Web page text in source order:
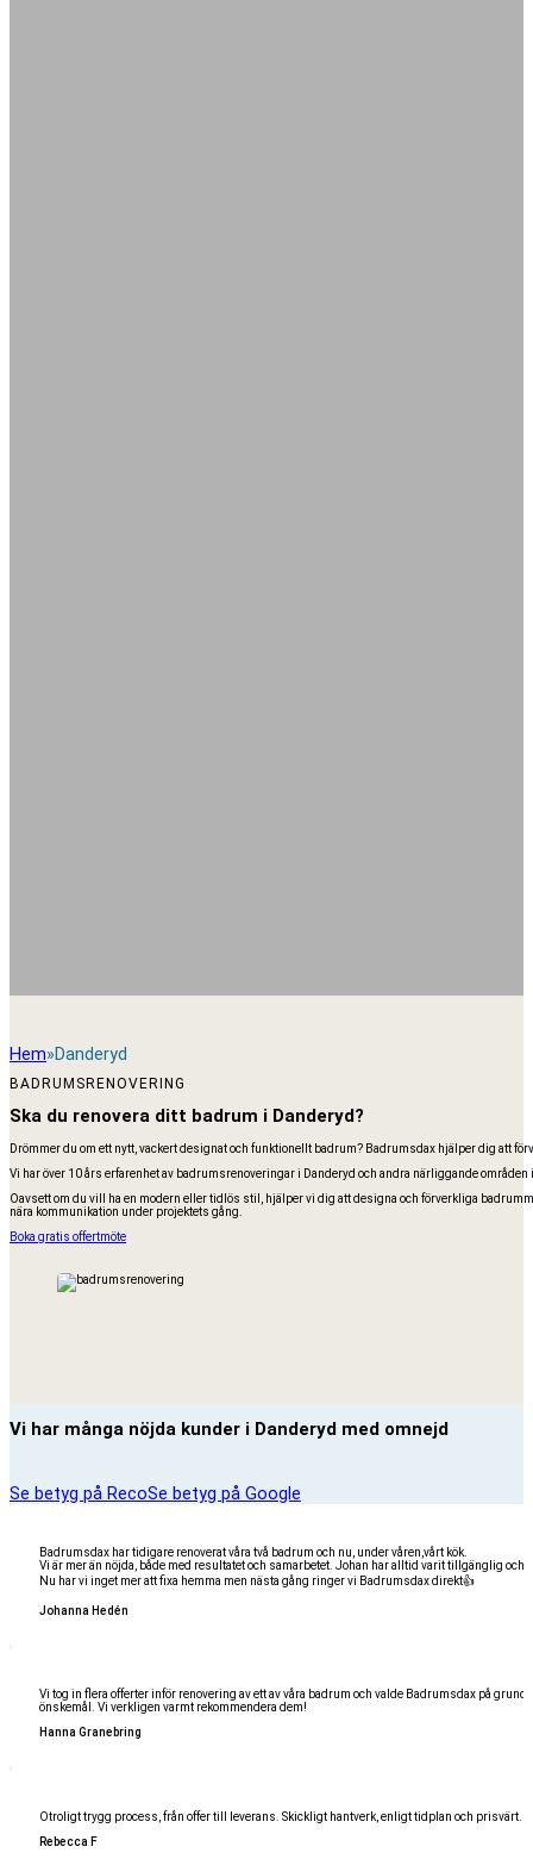
Hem Danderyd
BADRUMSRENOVERING
Ska du renovera ditt badrum i Danderyd?
Drömmer du om ett nytt, vackert designat och funktionellt badrum? Badrumsdax hjälper dig att
Vi har över 10 års erfarenhet av badrumsrenoveringar i Danderyd och andra närliggande
Oavsett om du vill ha en modern eller tidlös stil, hjälper vi dig att designa och förverkliga
nära kommunikation under projektets gång.
Boka gratis offertmöte
Vi har många nöjda kunder i Danderyd med omnejd
Se betyg på RecoSe betyg på Google
Badrumsdax har tidigare renoverat våra två badrum och nu, under våren,vårt kök.
Vi är mer än nöjda, både med resultatet och samarbetet. Johan har alltid varit tillgänglig
Nu har vi inget mer att fixa hemma men nästa gång ringer vi Badrumsdax direkt👍
Johanna Hedén
Vi tog in flera offerter inför renovering av ett av våra badrum och valde Badrumsdax på
önskemål. Vi verkligen varmt rekommendera dem!
Hanna Granebring
Otroligt trygg process, från offer till leverans. Skickligt hantverk, enligt tidplan och prisvärt.
Rebecca F